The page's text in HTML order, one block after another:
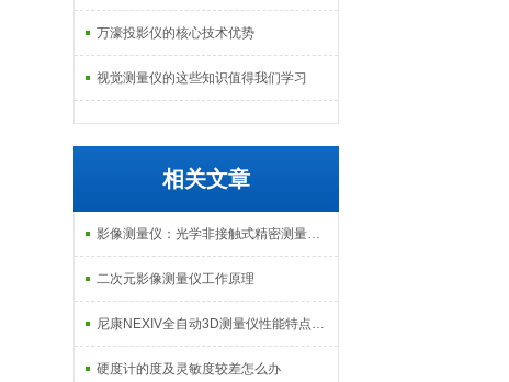
万濠投影仪的核心技术优势
视觉测量仪的这些知识值得我们学习
相关文章
影像测量仪：光学非接触式精密测量的原理与技术解析
二次元影像测量仪工作原理
尼康NEXIV全自动3D测量仪性能特点及应用详解
硬度计的度及灵敏度较差怎么办